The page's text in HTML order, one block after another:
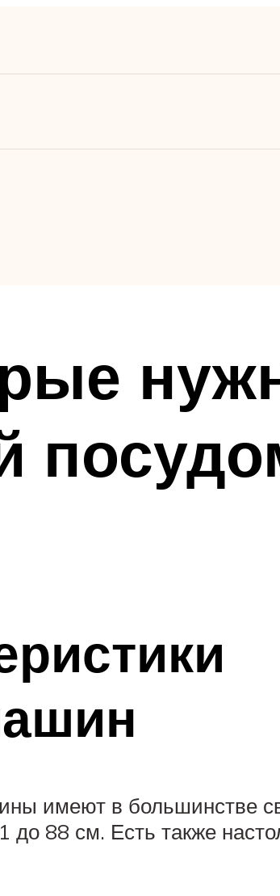
имеют в большинстве
88 см. Есть также